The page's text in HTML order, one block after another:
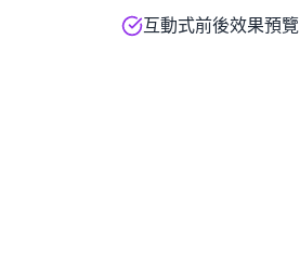
互動式前後效果預覽